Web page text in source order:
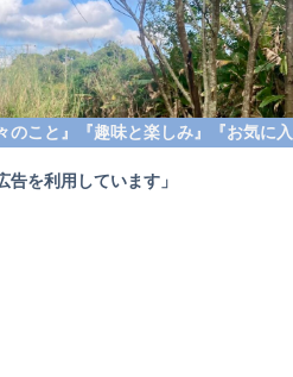
のこと』 『趣味と楽しみ』 『お気に
告を利用しています」